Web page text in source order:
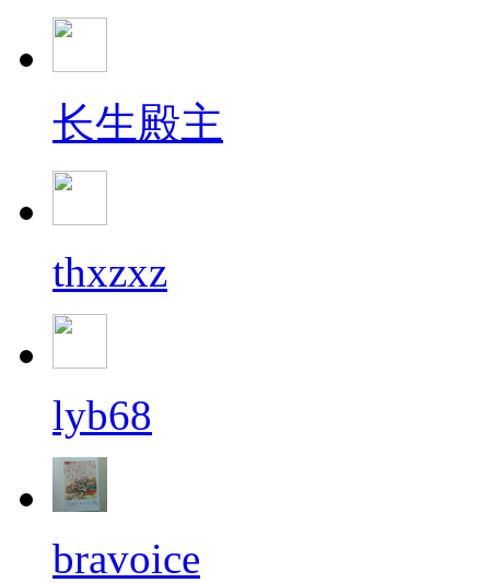
长生殿主
thxzxz
lyb68
bravoice